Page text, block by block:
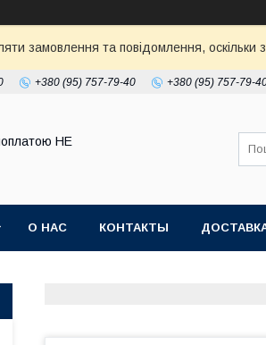
замовлення та повідомлення,
+380 (95) 757-79-40 +380 (95) 757-79-
НЕ
О НАС КОНТАКТЫ